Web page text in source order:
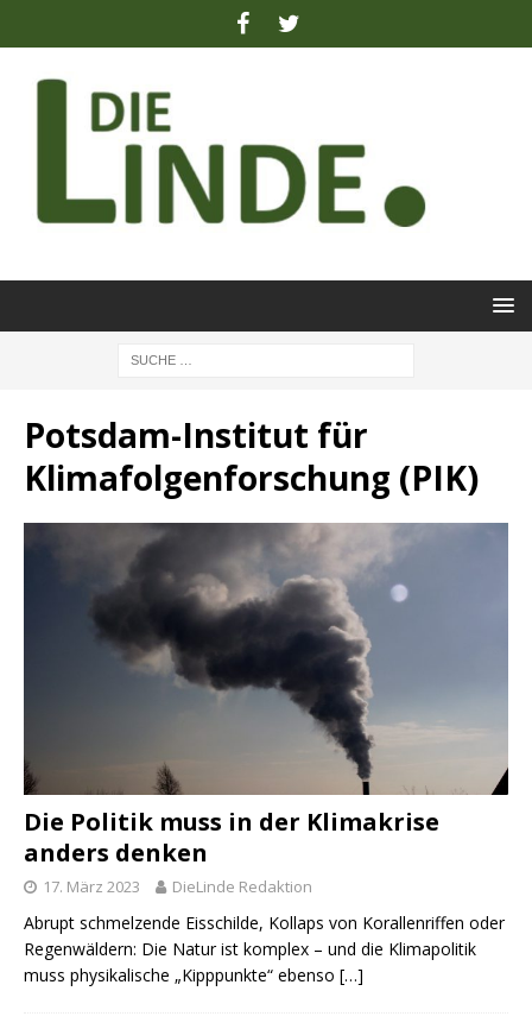
Potsdam-Institut für
Klimafolgenforschung (PIK)
Die Politik muss in der Klimakrise
anders denken
17. März 2023 DieLinde Redaktion
Abrupt schmelzende Eisschilde, Kollaps von Korallenriffen oder
Regenwäldern: Die Natur ist komplex – und die Klimapolitik
muss physikalische „Kipppunkte“ ebenso […]